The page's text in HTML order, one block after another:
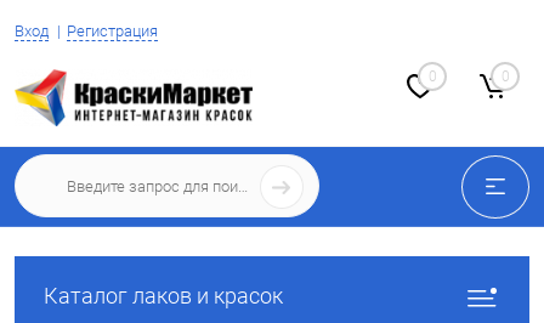
Вход Регистрация
0 0
Каталог лаков и красок